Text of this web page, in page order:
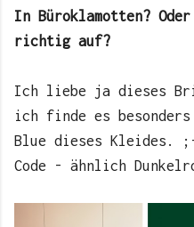
In Büroklamotten?
richtig auf?
Ich liebe ja dieses
ich finde es besonders
Blue dieses Kleides.
Code - ähnlich